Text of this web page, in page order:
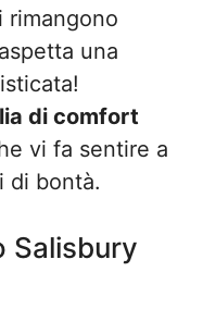
rimangono
una
di comfort
vi fa sentire a
di bontà.
Salisbury